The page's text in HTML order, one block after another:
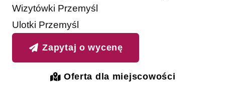
Wizytówki Przemyśl
Ulotki Przemyśl
Zapytaj o wycenę
Oferta dla miejscowości